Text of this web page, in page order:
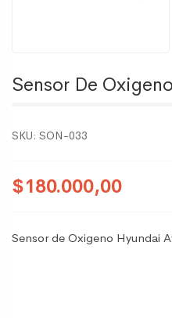
Sensor De
SKU: SON-033
$180.000,00
Sensor de Oxigeno Hyundai